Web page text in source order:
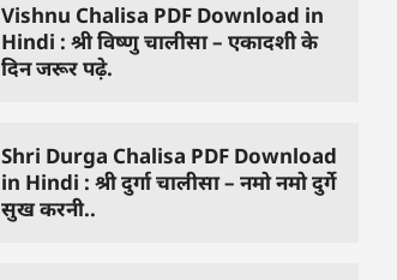
Vishnu Chalisa PDF Download in
Hindi : श्री विष्णु चालीसा – एकादशी के
दिन जरूर पढ़े.
Shri Durga Chalisa PDF Download
in Hindi : श्री दुर्गा चालीसा – नमो नमो दुर्गे
सुख करनी..